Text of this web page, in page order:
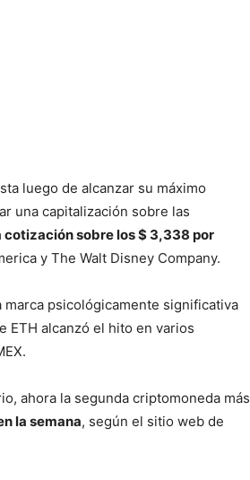
luego de alcanzar su máximo
una capitalización sobre las
cotización sobre los $ 3,338 por
y The Walt Disney Company.
psicológicamente significativa
ETH alcanzó el hito en varios
ahora la segunda criptomoneda más
la semana, según el sitio web de